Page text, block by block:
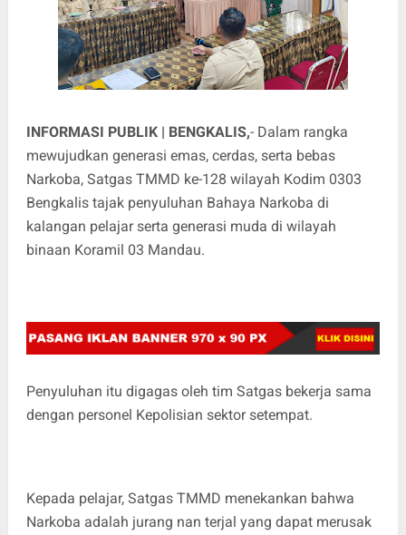
INFORMASI PUBLIK | BENGKALIS,- Dalam rangka
mewujudkan generasi emas, cerdas, serta bebas
Narkoba, Satgas TMMD ke-128 wilayah Kodim 0303
Bengkalis tajak penyuluhan Bahaya Narkoba di
kalangan pelajar serta generasi muda di wilayah
binaan Koramil 03 Mandau.
Penyuluhan itu digagas oleh tim Satgas bekerja sama
dengan personel Kepolisian sektor setempat.
Kepada pelajar, Satgas TMMD menekankan bahwa
Narkoba adalah jurang nan terjal yang dapat merusak